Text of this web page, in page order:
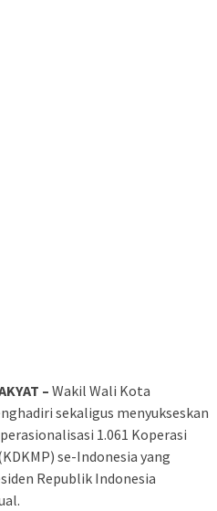
– Wakil Wali Kota
sekaligus menyukseskan
1.061 Koperasi
se-Indonesia yang
Republik Indonesia